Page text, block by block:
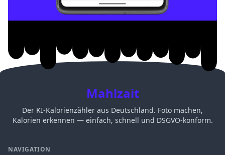
Mahlzait
Der KI-Kalorienzähler aus Deutschland. Foto machen,
Kalorien erkennen — einfach, schnell und DSGVO-konform.
NAVIGATION